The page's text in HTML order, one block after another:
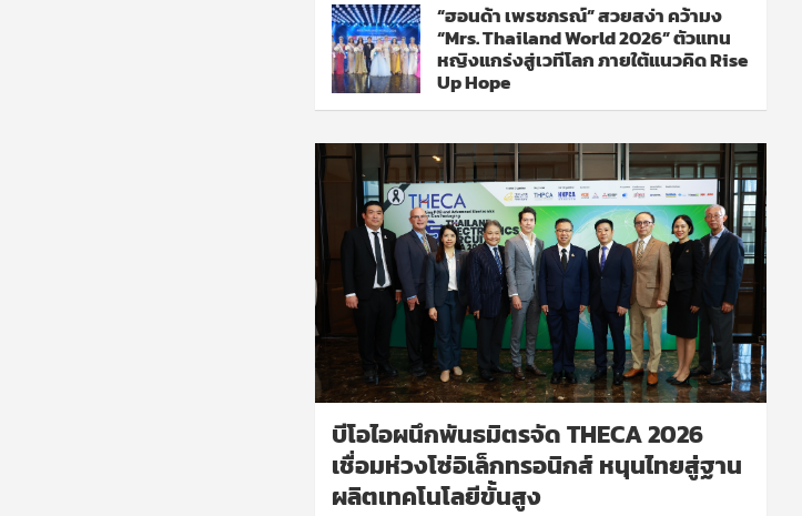
“ฮอนด้า เพรชภรณ์” สวยสง่า คว้ามง
“Mrs. Thailand World 2026” ตัวแทน
หญิงแกร่งสู่เวทีโลก ภายใต้แนวคิด Rise
Up Hope
บีโอไอผนึกพันธมิตรจัด THECA 2026
เชื่อมห่วงโซ่อิเล็กทรอนิกส์ หนุนไทยสู่ฐาน
ผลิตเทคโนโลยีขั้นสูง